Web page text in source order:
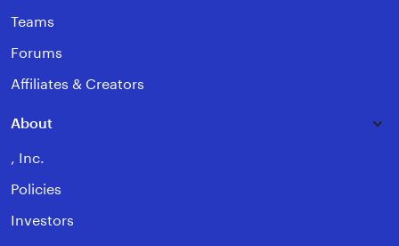
Teams
Forums
Affiliates & Creators
About
, Inc.
Policies
Investors